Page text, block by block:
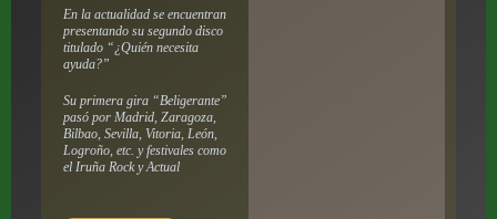
En la actualidad se encuentran
presentando su segundo disco
titulado “¿Quién necesita
ayuda?”
Su primera gira “Beligerante”
pasó por Madrid, Zaragoza,
Bilbao, Sevilla, Vitoria, León,
Logroño, etc. y festivales como
el Iruña Rock y Actual